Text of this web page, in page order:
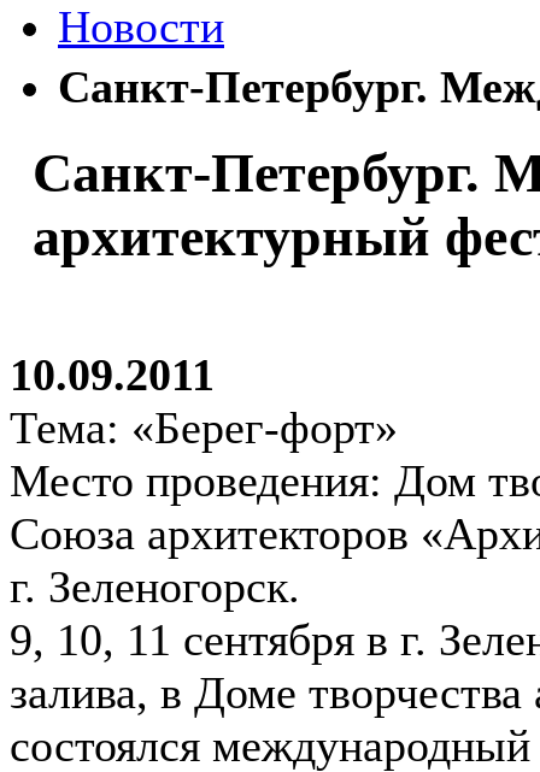
Новости
Санкт-Петербург.
Санкт-Петербург.
архитектурный
10.09.2011
Тема: «Берег-форт»
Место проведения: Дом
Союза архитекторов
г. Зеленогорск.
9, 10, 11 сентября в г.
залива, в Доме
состоялся